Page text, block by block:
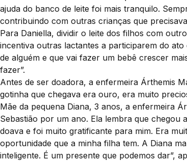
ajuda do banco de leite foi mais tranquilo.
contribuindo com outras crianças que
Para Daniella, dividir o leite dos filhos com
incentiva outras lactantes a participarem do
de alguém e que vai fazer um bebê crescer
fazer”.
Antes de ser doadora, a enfermeira Árthemis
gotinha que chegava era ouro, era muito
Mãe da pequena Diana, 3 anos, a enfermeira
Sebastião por um ano. Ela lembra que chegou
doava e foi muito gratificante para mim. Era
oportunidade que a minha filha tem. A Diana
inteligente. É um presente que podemos dar”,